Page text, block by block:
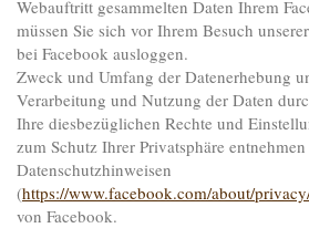
Webauftritt gesammelten Daten Ihrem
müssen Sie sich vor Ihrem Besuch
bei Facebook ausloggen.
Zweck und Umfang der Datenerhebung
Verarbeitung und Nutzung der Daten
Ihre diesbezüglichen Rechte und
zum Schutz Ihrer Privatsphäre
Datenschutzhinweisen
(https://www.facebook.com/about/
von Facebook.